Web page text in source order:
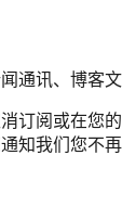
讯、博客
订阅或在您
我们您不